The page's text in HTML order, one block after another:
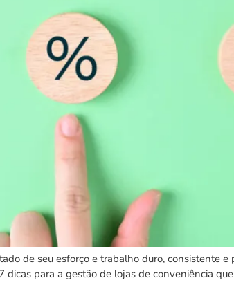
de seu esforço e trabalho duro, consistente
para a gestão de lojas de conveniência